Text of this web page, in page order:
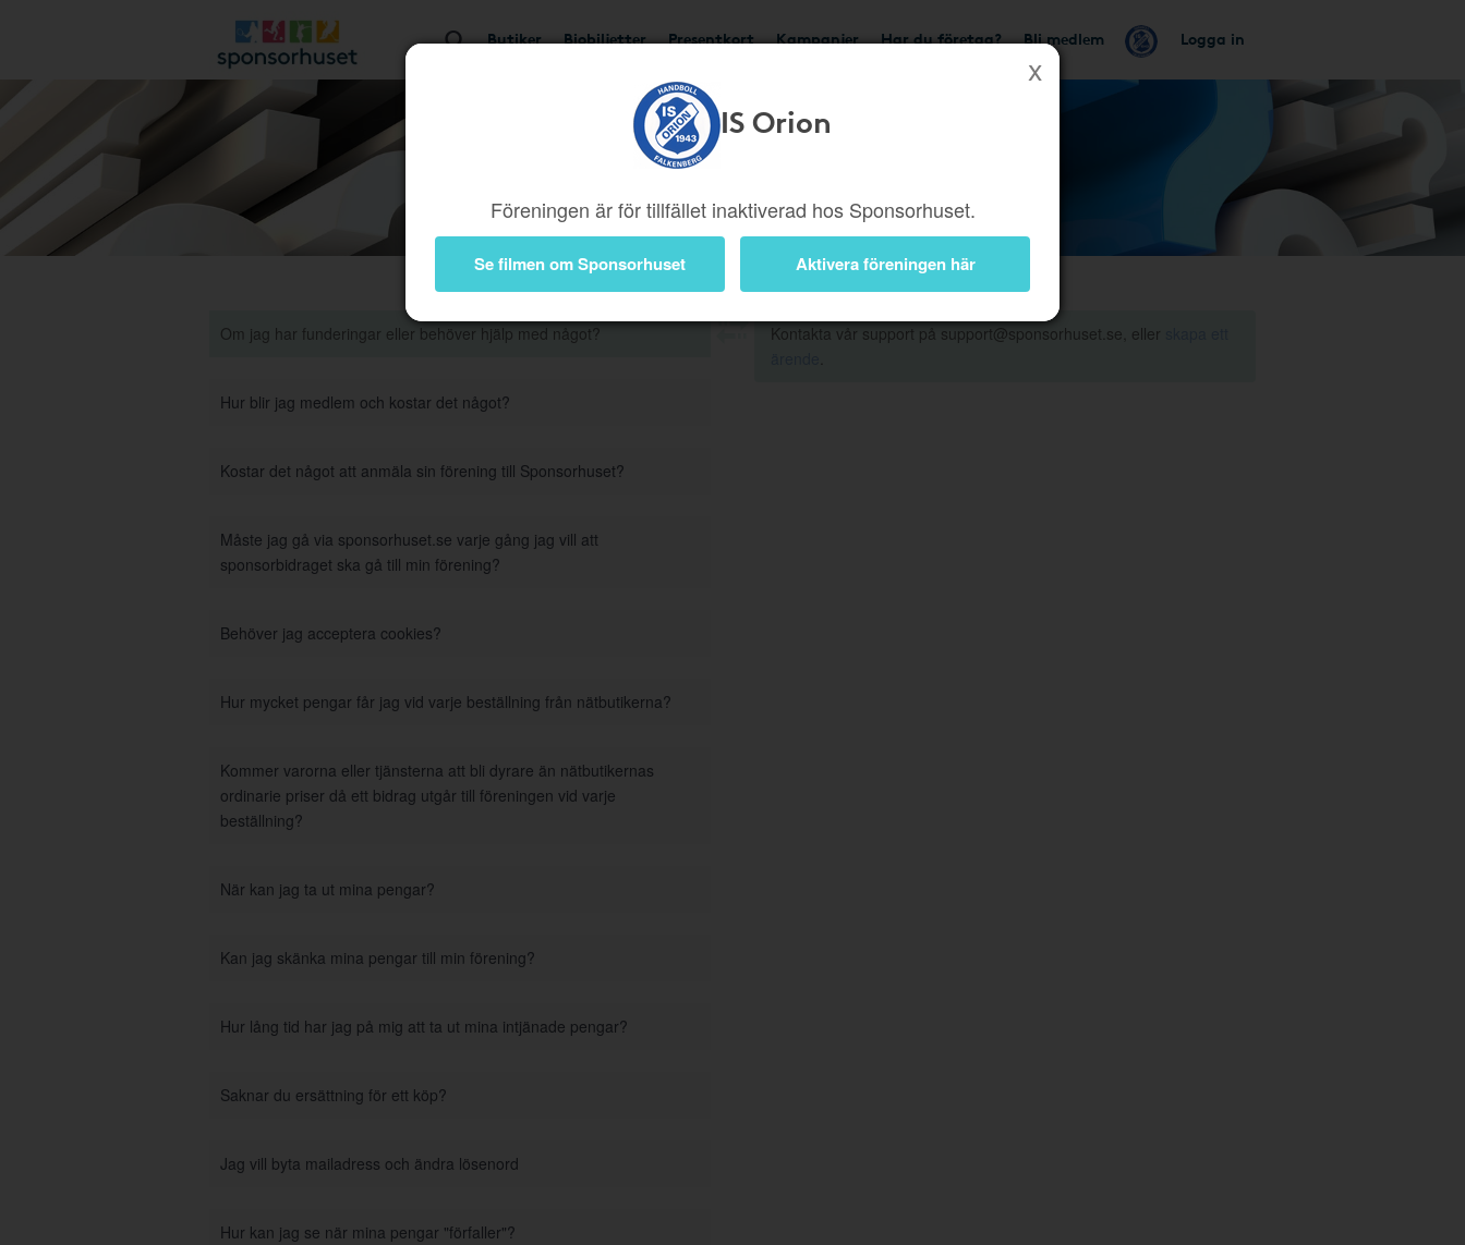
Butiker Biobiljetter Presentkort Kampanjer Har du företag? Bli medlem Logga in
IS Orion
Föreningen är för tillfället inaktiverad hos Sponsorhuset.
Se filmen om Sponsorhuset Aktivera föreningen här
Frågor och Svar
Om jag har funderingar eller behöver hjälp med något?
Hur blir jag medlem och kostar det något?
Kostar det något att anmäla sin förening till Sponsorhuset?
Måste jag gå via sponsorhuset.se varje gång jag vill att
sponsorbidraget ska gå till min förening?
Behöver jag acceptera cookies?
Hur mycket pengar får jag vid varje beställning från nätbutikerna?
Kommer varorna eller tjänsterna att bli dyrare än nätbutikernas
ordinarie priser då ett bidrag utgår till föreningen vid varje
beställning?
När kan jag ta ut mina pengar?
Kan jag skänka mina pengar till min förening?
Hur lång tid har jag på mig att ta ut mina intjänade pengar?
Saknar du ersättning för ett köp?
Jag vill byta mailadress och ändra lösenord
Hur kan jag se när mina pengar "förfaller"?
Kontakta vår support på support@sponsorhuset.se, eller